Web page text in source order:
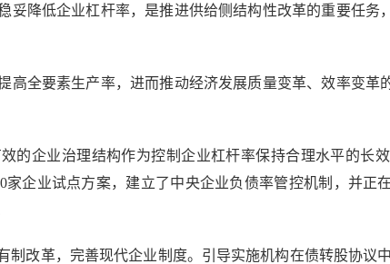
降低企业杠杆率，是推进供给侧结构性改革的重要任务
全要素生产率，进而推动经济发展质量变革、效率变革
企业治理结构作为控制企业杠杆率保持合理水平的长
家企业试点方案，建立了中央企业负债率管控机制，并正
改革，完善现代企业制度。引导实施机构在债转股协议